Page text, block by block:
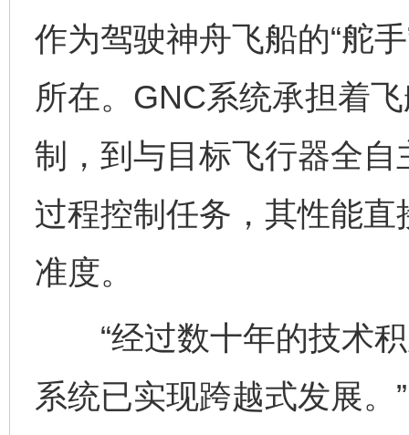
作为驾驶神舟飞船的“舵
所在。GNC系统承担着
制，到与目标飞行器全
过程控制任务，其性能
准度。
“经过数十年的技术积
系统已实现跨越式发展